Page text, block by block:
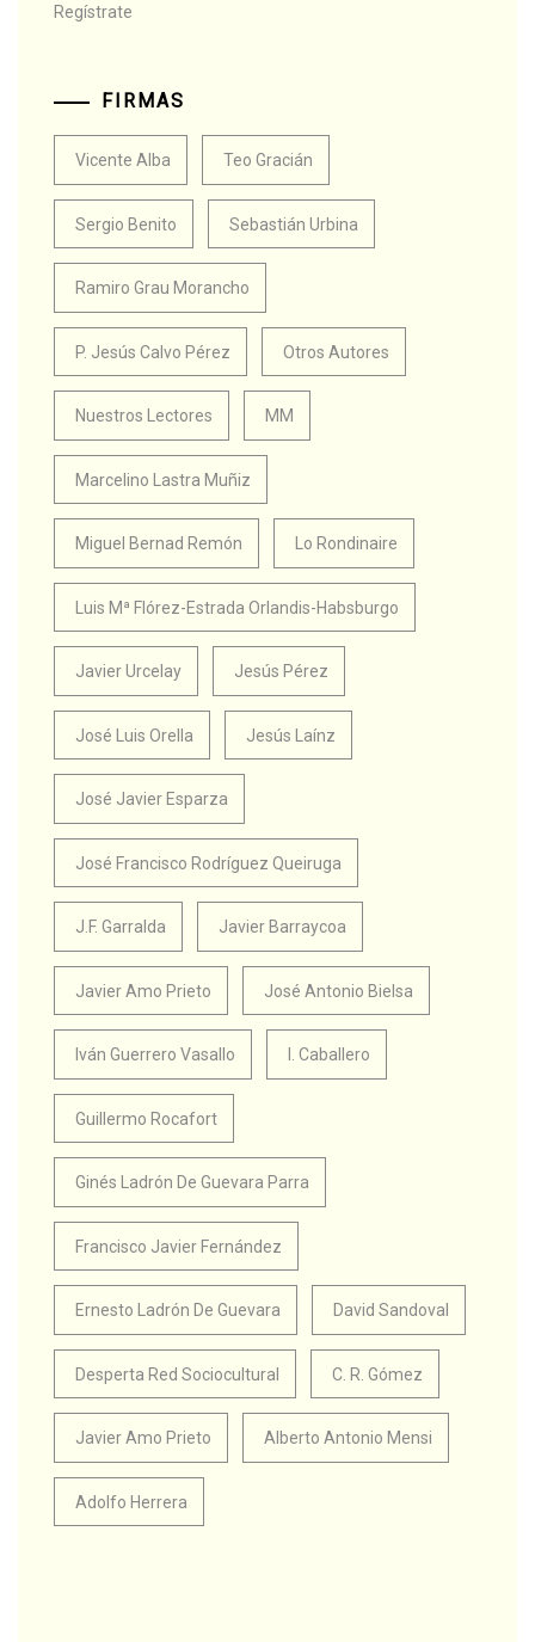
Regístrate
FIRMAS
Vicente Alba Teo Gracián
Sergio Benito Sebastián Urbina
Ramiro Grau Morancho
P. Jesús Calvo Pérez Otros Autores
Nuestros Lectores MM
Marcelino Lastra Muñiz
Miguel Bernad Remón Lo Rondinaire
Luis Mª Flórez-Estrada Orlandis-Habsburgo
Javier Urcelay Jesús Pérez
José Luis Orella Jesús Laínz
José Javier Esparza
José Francisco Rodríguez Queiruga
J.F. Garralda Javier Barraycoa
Javier Amo Prieto José Antonio Bielsa
Iván Guerrero Vasallo I. Caballero
Guillermo Rocafort
Ginés Ladrón De Guevara Parra
Francisco Javier Fernández
Ernesto Ladrón De Guevara David Sandoval
Desperta Red Sociocultural C. R. Gómez
Javier Amo Prieto Alberto Antonio Mensi
Adolfo Herrera